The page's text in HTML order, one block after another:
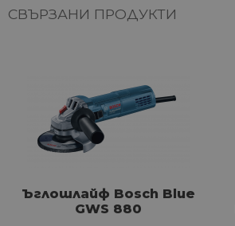
СВЪРЗАНИ ПРОДУКТИ
Ъглошлайф Bosch Blue
GWS 880